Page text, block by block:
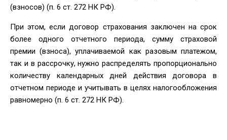
(взносов) (п. 6 ст. 272 НК РФ).
При этом, если договор страхования заключен на срок
более одного отчетного периода, сумму страховой
премии (взноса), уплачиваемой как разовым платежом,
так и в рассрочку, нужно распределять пропорционально
количеству календарных дней действия договора в
отчетном периоде и учитывать в целях налогообложения
равномерно (п. 6 ст. 272 НК РФ).